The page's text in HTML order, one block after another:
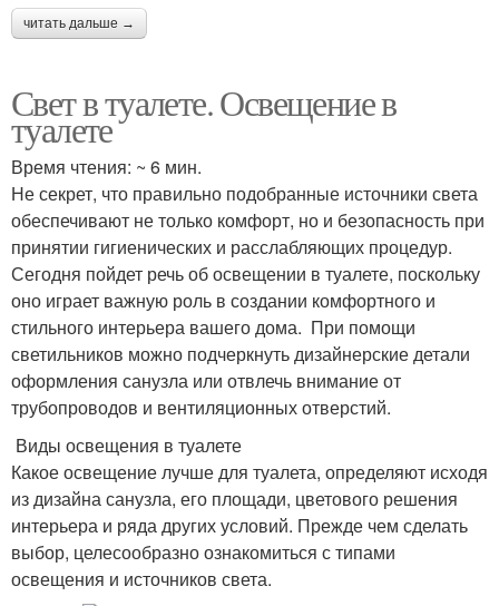
читать дальше →
Свет в туалете. Освещение в
туалете
Время чтения: ~ 6 мин.
Не секрет, что правильно подобранные источники света
обеспечивают не только комфорт, но и безопасность при
принятии гигиенических и расслабляющих процедур.
Сегодня пойдет речь об освещении в туалете, поскольку
оно играет важную роль в создании комфортного и
стильного интерьера вашего дома. При помощи
светильников можно подчеркнуть дизайнерские детали
оформления санузла или отвлечь внимание от
трубопроводов и вентиляционных отверстий.
Виды освещения в туалете
Какое освещение лучше для туалета, определяют исходя
из дизайна санузла, его площади, цветового решения
интерьера и ряда других условий. Прежде чем сделать
выбор, целесообразно ознакомиться с типами
освещения и источников света.